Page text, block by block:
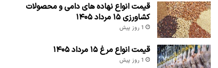
قیمت انواع نهاده های دامی و محصولات
کشاورزی ۱۵ مرداد ۱۴۰۵
1 روز پیش
قیمت انواع مرغ ۱۵ مرداد ۱۴۰۵
1 روز پیش